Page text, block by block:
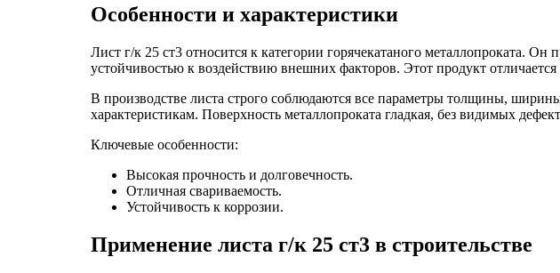
Особенности и характеристики
Лист г/к 25 ст3 относится к категории горячекатаного металлопроката.
устойчивостью к воздействию внешних факторов. Этот продукт
В производстве листа строго соблюдаются все параметры толщины,
характеристикам. Поверхность металлопроката гладкая, без видимых
Ключевые особенности:
Высокая прочность и долговечность.
Отличная свариваемость.
Устойчивость к коррозии.
Применение листа г/к 25 ст3 в строительстве